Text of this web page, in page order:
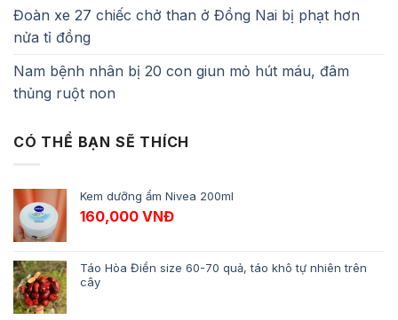
Đoàn xe 27 chiếc chở than ở Đồng Nai bị phạt hơn
nửa tỉ đồng
Nam bệnh nhân bị 20 con giun mỏ hút máu, đâm
thủng ruột non
CÓ THỂ BẠN SẼ THÍCH
Kem dưỡng ẩm Nivea 200ml
160,000 VNĐ
Táo Hòa Điền size 60-70 quả, táo khô tự nhiên trên
cây